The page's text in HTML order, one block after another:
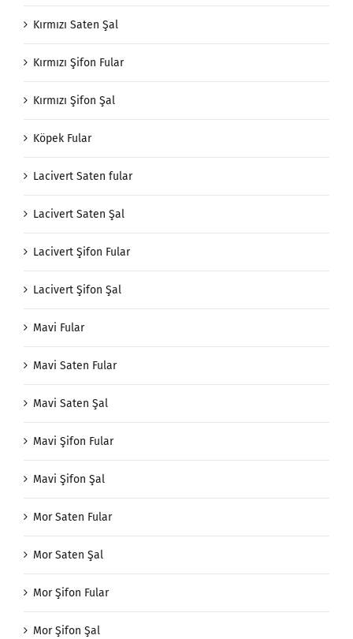
Kırmızı Saten Şal
Kırmızı Şifon Fular
Kırmızı Şifon Şal
Köpek Fular
Lacivert Saten fular
Lacivert Saten Şal
Lacivert Şifon Fular
Lacivert Şifon Şal
Mavi Fular
Mavi Saten Fular
Mavi Saten Şal
Mavi Şifon Fular
Mavi Şifon Şal
Mor Saten Fular
Mor Saten Şal
Mor Şifon Fular
Mor Şifon Şal